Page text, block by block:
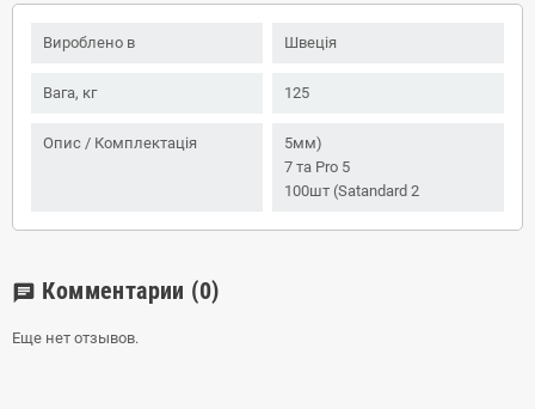
Вироблено в Швеція
Вага, кг 125
Опис / Комплектація
5мм)
7 та Pro 5
100шт (Satandard 2
chat Комментарии (0)
Еще нет отзывов.